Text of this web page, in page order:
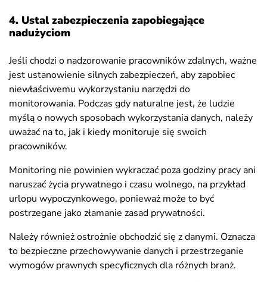
4. Ustal zabezpieczenia zapobiegające
nadużyciom
Jeśli chodzi o nadzorowanie pracowników zdalnych, ważne
jest ustanowienie silnych zabezpieczeń, aby zapobiec
niewłaściwemu wykorzystaniu narzędzi do
monitorowania. Podczas gdy naturalne jest, że ludzie
myślą o nowych sposobach wykorzystania danych, należy
uważać na to, jak i kiedy monitoruje się swoich
pracowników.
Monitoring nie powinien wykraczać poza godziny pracy ani
naruszać życia prywatnego i czasu wolnego, na przykład
urlopu wypoczynkowego, ponieważ może to być
postrzegane jako złamanie zasad prywatności.
Należy również ostrożnie obchodzić się z danymi. Oznacza
to bezpieczne przechowywanie danych i przestrzeganie
wymogów prawnych specyficznych dla różnych branż.